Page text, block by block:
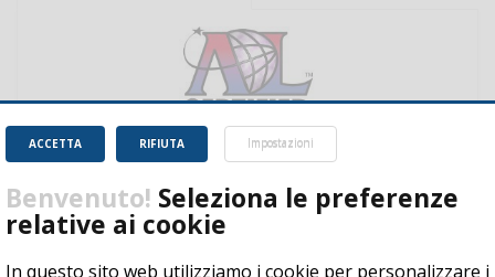
RIFIUTA
ACCETTA Impostazioni
Benvenuto! Seleziona le preferenze
relative ai cookie
In questo sito web utilizziamo i cookie per personalizzare i